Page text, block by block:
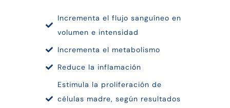
Incrementa el flujo sanguíneo en
volumen e intensidad
Incrementa el metabolismo
Reduce la inflamación
Estimula la proliferación de
células madre, según resultados